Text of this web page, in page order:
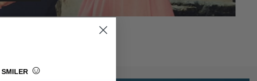
SMILER ☺